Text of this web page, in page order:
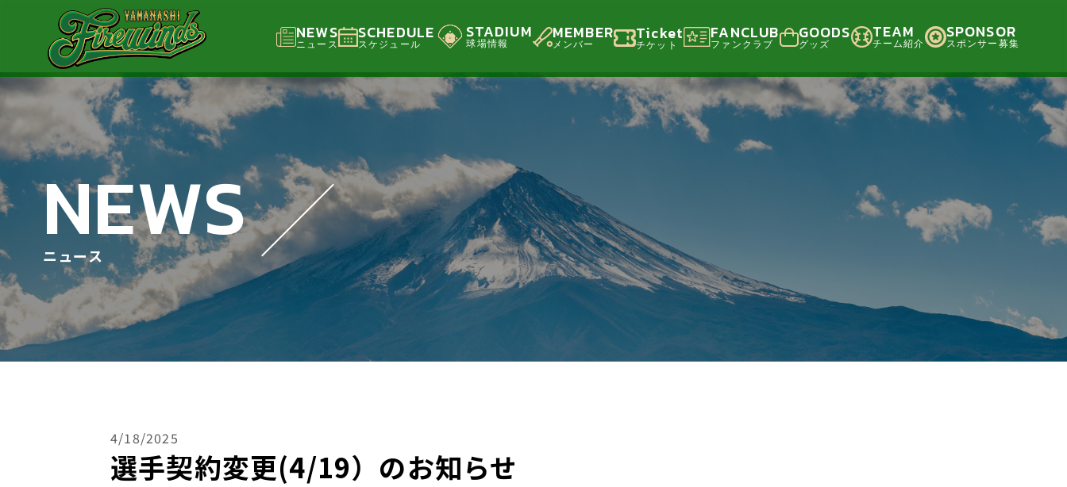
NEWS
ニュース
SCHEDULE
スケジュール
STADIUM
球場情報
MEMBER
メンバー
Ticket
チケット
FANCLUB
ファンクラブ
GOODS
グッズ
TEAM
チーム紹介
SPONSOR
スポンサー募集
NEWS
ニュース
4/18/2025
選手契約変更(4/19）のお知らせ